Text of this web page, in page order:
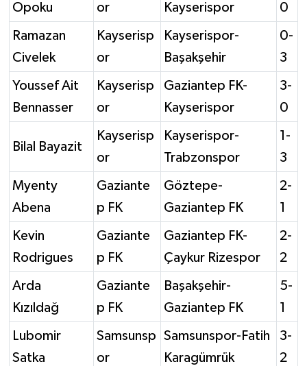
Opoku
or
Kayserispor
0
Ramazan
Civelek
Kayserisp
or
Kayserispor-
Başakşehir
0-
3
Youssef Ait
Bennasser
Kayserisp
or
Gaziantep FK-
Kayserispor
3-
0
Bilal Bayazit
Kayserisp
or
Kayserispor-
Trabzonspor
1-
3
Myenty
Abena
Gaziante
p FK
Göztepe-
Gaziantep FK
2-
1
Kevin
Rodrigues
Gaziante
p FK
Gaziantep FK-
Çaykur Rizespor
2-
2
Arda
Kızıldağ
Gaziante
p FK
Başakşehir-
Gaziantep FK
5-
1
Lubomir
Satka
Samsunsp
or
Samsunspor-Fatih
Karagümrük
3-
2